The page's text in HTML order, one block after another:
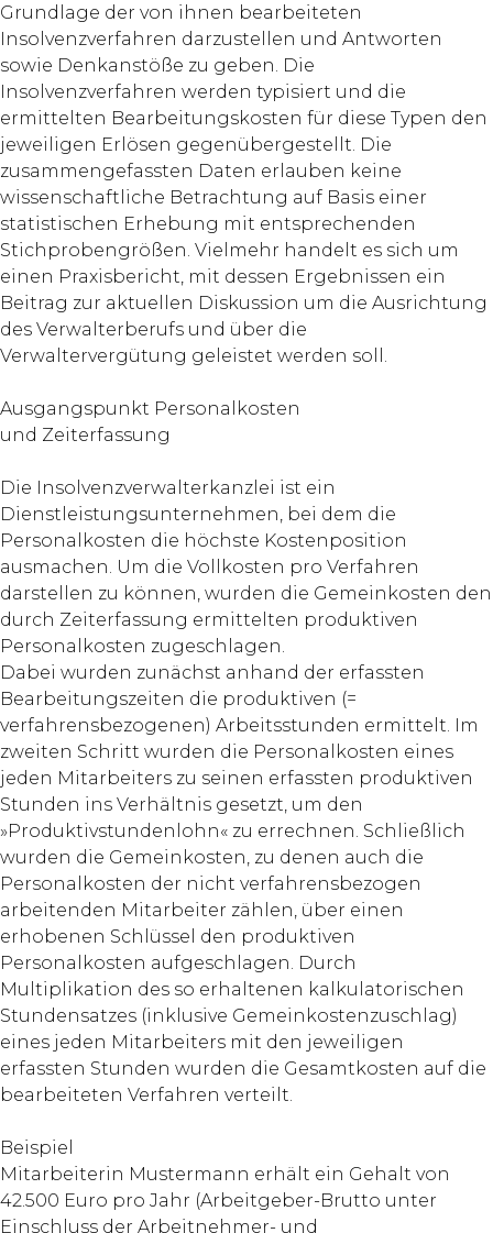
Grundlage der von ihnen bearbeiteten
Insolvenzverfahren darzustellen und Antworten
sowie Denkanstöße zu geben. Die
Insolvenzverfahren werden typisiert und die
ermittelten Bearbeitungskosten für diese Typen den
jeweiligen Erlösen gegenübergestellt. Die
zusammengefassten Daten erlauben keine
wissenschaftliche Betrachtung auf Basis einer
statistischen Erhebung mit entsprechenden
Stichprobengrößen. Vielmehr handelt es sich um
einen Praxisbericht, mit dessen Ergebnissen ein
Beitrag zur aktuellen Diskussion um die Ausrichtung
des Verwalterberufs und über die
Verwaltervergütung geleistet werden soll.
Ausgangspunkt Personalkosten
und Zeiterfassung
Die Insolvenzverwalterkanzlei ist ein
Dienstleistungsunternehmen, bei dem die
Personalkosten die höchste Kostenposition
ausmachen. Um die Vollkosten pro Verfahren
darstellen zu können, wurden die Gemeinkosten den
durch Zeiterfassung ermittelten produktiven
Personalkosten zugeschlagen.
Dabei wurden zunächst anhand der erfassten
Bearbeitungszeiten die produktiven (=
verfahrensbezogenen) Arbeitsstunden ermittelt. Im
zweiten Schritt wurden die Personalkosten eines
jeden Mitarbeiters zu seinen erfassten produktiven
Stunden ins Verhältnis gesetzt, um den
»Produktivstundenlohn« zu errechnen. Schließlich
wurden die Gemeinkosten, zu denen auch die
Personalkosten der nicht verfahrensbezogen
arbeitenden Mitarbeiter zählen, über einen
erhobenen Schlüssel den produktiven
Personalkosten aufgeschlagen. Durch
Multiplikation des so erhaltenen kalkulatorischen
Stundensatzes (inklusive Gemeinkostenzuschlag)
eines jeden Mitarbeiters mit den jeweiligen
erfassten Stunden wurden die Gesamtkosten auf die
bearbeiteten Verfahren verteilt.
Beispiel
Mitarbeiterin Mustermann erhält ein Gehalt von
42.500 Euro pro Jahr (Arbeitgeber-Brutto unter
Einschluss der Arbeitnehmer- und